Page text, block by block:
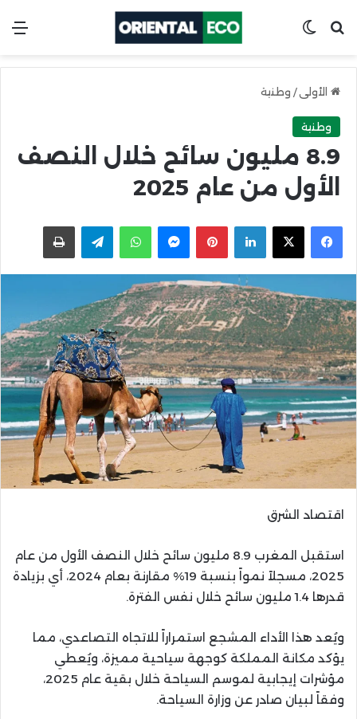
ابحث عنSwitch skin
الأولى / وطنية
وطنية
8.9 مليون سائح خلال النصف
الأول من عام 2025
Facebook
X
LinkedIn
Pinterest
Messenger
WhatsApp
Telegramاطبعها
اقتصاد الشرق
استقبل المغرب 8.9 مليون سائح خلال النصف الأول من عام
2025، مسجلاً نمواً بنسبة 19% مقارنة بعام 2024، أي بزيادة
قدرها 1.4 مليون سائح خلال نفس الفترة.
ويُعد هذا الأداء المشجع استمراراً للاتجاه التصاعدي، مما
يؤكد مكانة المملكة كوجهة سياحية مميزة، ويُعطي
مؤشرات إيجابية لموسم السياحة خلال بقية عام 2025،
وفقاً لبيان صادر عن وزارة السياحة.